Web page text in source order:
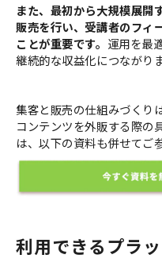
また、最初から大規模展開
販売を行い、受講者のフィ
ことが重要です。 運用を最
継続的な収益化につながりま
集客と販売の仕組みづくり
コンテンツを外販する際の
は、以下の資料も併せてご
利用できるプラ